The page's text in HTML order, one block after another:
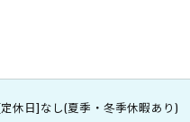
休日]なし(夏季・冬季休暇あり)